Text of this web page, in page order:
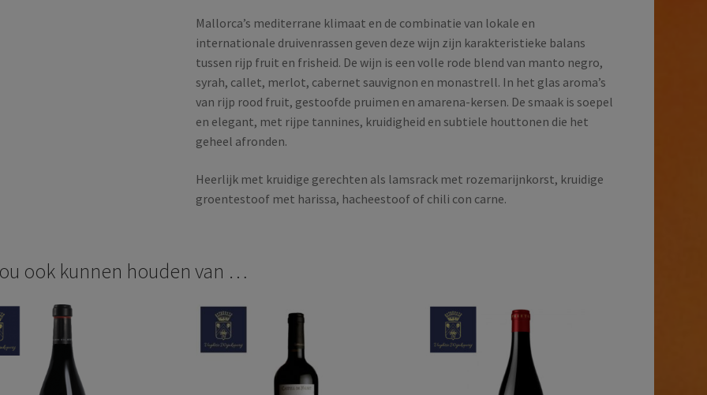
Mallorca’s mediterrane klimaat en de combinatie van lokale en
internationale druivenrassen geven deze wijn zijn karakteristieke balans
tussen rijp fruit en frisheid. De wijn is een volle rode blend van manto negro,
syrah, callet, merlot, cabernet sauvignon en monastrell. In het glas aroma’s
van rijp rood fruit, gestoofde pruimen en amarena-kersen. De smaak is soepel
en elegant, met rijpe tannines, kruidigheid en subtiele houttonen die het
geheel afronden.
Heerlijk met kruidige gerechten als lamsrack met rozemarijnkorst, kruidige
groentestoof met harissa, hacheestoof of chili con carne.
ook kunnen houden van …